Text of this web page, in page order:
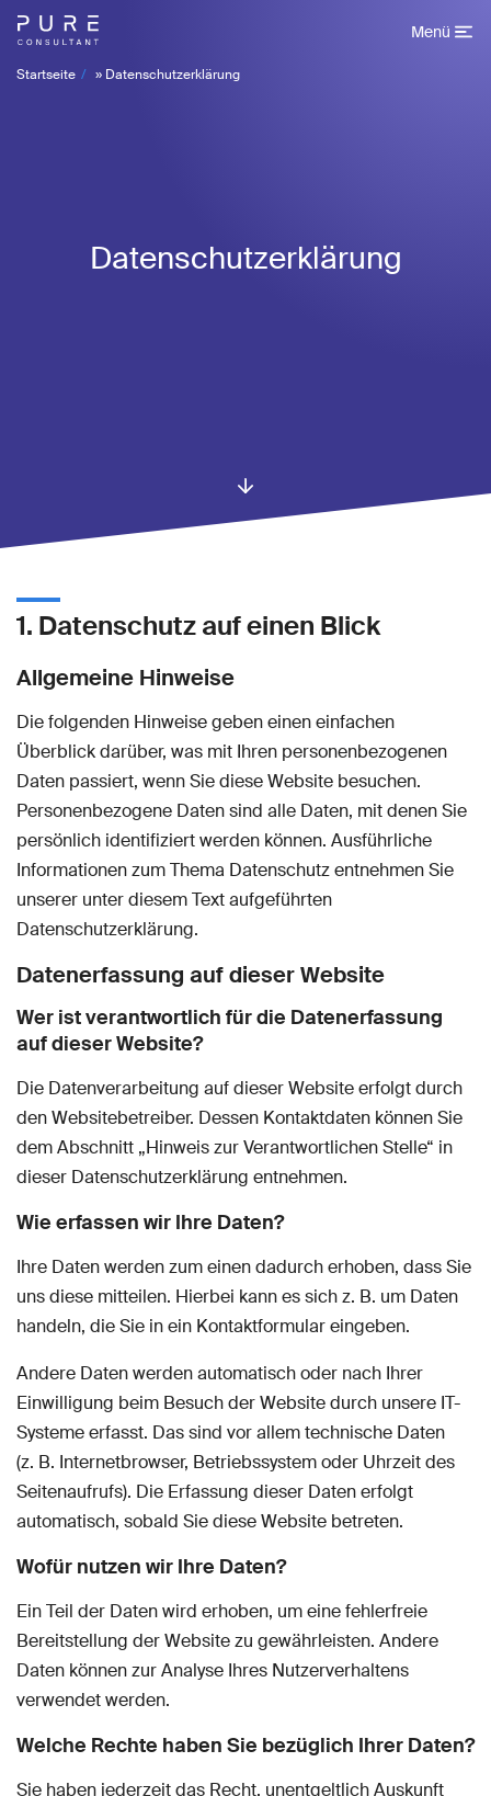
Menü
Startseite » Datenschutzerklärung
Datenschutzerklärung
1. Datenschutz auf einen Blick
Allgemeine Hinweise
Die folgenden Hinweise geben einen einfachen
Überblick darüber, was mit Ihren personenbezogenen
Daten passiert, wenn Sie diese Website besuchen.
Personenbezogene Daten sind alle Daten, mit denen Sie
persönlich identifiziert werden können. Ausführliche
Informationen zum Thema Datenschutz entnehmen Sie
unserer unter diesem Text aufgeführten
Datenschutzerklärung.
Datenerfassung auf dieser Website
Wer ist verantwortlich für die Datenerfassung
auf dieser Website?
Die Datenverarbeitung auf dieser Website erfolgt durch
den Websitebetreiber. Dessen Kontaktdaten können Sie
dem Abschnitt „Hinweis zur Verantwortlichen Stelle“ in
dieser Datenschutzerklärung entnehmen.
Wie erfassen wir Ihre Daten?
Ihre Daten werden zum einen dadurch erhoben, dass Sie
uns diese mitteilen. Hierbei kann es sich z. B. um Daten
handeln, die Sie in ein Kontaktformular eingeben.
Andere Daten werden automatisch oder nach Ihrer
Einwilligung beim Besuch der Website durch unsere IT-
Systeme erfasst. Das sind vor allem technische Daten
(z. B. Internetbrowser, Betriebssystem oder Uhrzeit des
Seitenaufrufs). Die Erfassung dieser Daten erfolgt
automatisch, sobald Sie diese Website betreten.
Wofür nutzen wir Ihre Daten?
Ein Teil der Daten wird erhoben, um eine fehlerfreie
Bereitstellung der Website zu gewährleisten. Andere
Daten können zur Analyse Ihres Nutzerverhaltens
verwendet werden.
Welche Rechte haben Sie bezüglich Ihrer Daten?
Sie haben jederzeit das Recht, unentgeltlich Auskunft